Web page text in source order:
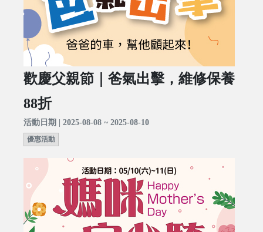
歡慶父親節｜爸氣出擊，維修保養
88折
活動日期 | 2025-08-08 ~ 2025-08-10
優惠活動